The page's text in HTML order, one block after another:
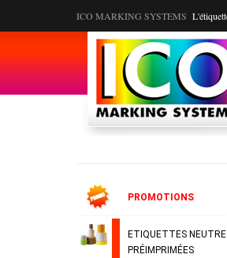
ICO MARKING SYSTEMS
PROMOTIONS
ETIQUETTES
PRÉIMPRIMÉES